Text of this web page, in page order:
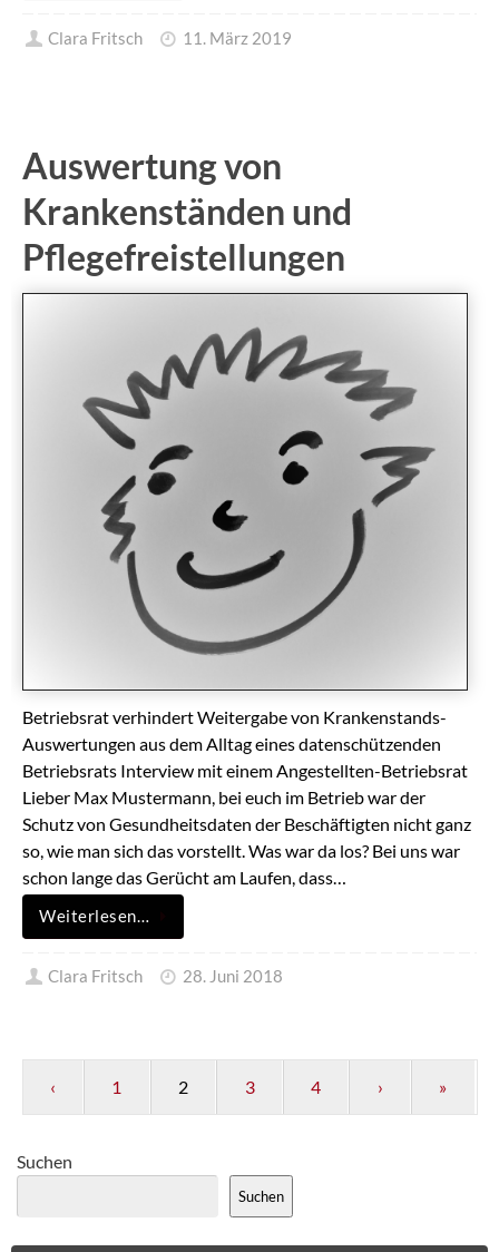
Clara Fritsch 11. März 2019
Auswertung von
Krankenständen und
Pflegefreistellungen
Betriebsrat verhindert Weitergabe von Krankenstands-
Auswertungen aus dem Alltag eines datenschützenden
Betriebsrats Interview mit einem Angestellten-Betriebsrat
Lieber Max Mustermann, bei euch im Betrieb war der
Schutz von Gesundheitsdaten der Beschäftigten nicht ganz
so, wie man sich das vorstellt. Was war da los? Bei uns war
schon lange das Gerücht am Laufen, dass…
Weiterlesen…
Clara Fritsch 28. Juni 2018
‹ 1 2 3 4 › »
Suchen
Suchen